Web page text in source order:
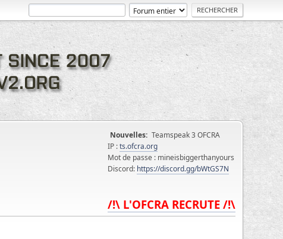
Nouvelles: Teamspeak 3 OFCRA
IP :ts.ofcra.org
Mot de passe : mineisbiggerthanyours
Discord: https://discord.gg/bWtGS7N
/!\ L'OFCRA RECRUTE /!\